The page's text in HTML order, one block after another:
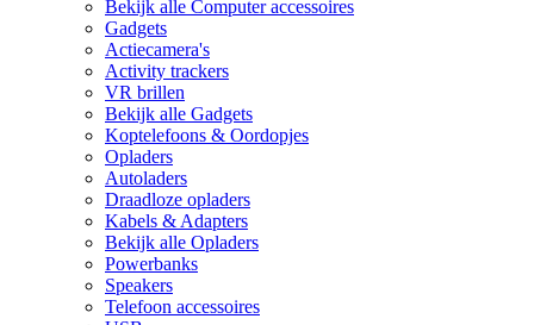
Bekijk alle Computer accessoires
Gadgets
Actiecamera's
Activity trackers
VR brillen
Bekijk alle Gadgets
Koptelefoons & Oordopjes
Opladers
Autoladers
Draadloze opladers
Kabels & Adapters
Bekijk alle Opladers
Powerbanks
Speakers
Telefoon accessoires